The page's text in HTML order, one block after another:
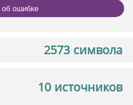
ошибке
2573 символа
10 источников